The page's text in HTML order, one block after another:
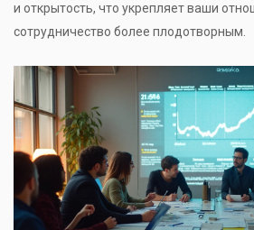
и открытость, что укрепляет ваши
сотрудничество более плодотворным.